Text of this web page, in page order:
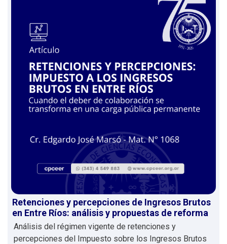
Retenciones y percepciones de Ingresos Brutos
en Entre Ríos: análisis y propuestas de reforma
Análisis del régimen vigente de retenciones y
percepciones del Impuesto sobre los Ingresos Brutos